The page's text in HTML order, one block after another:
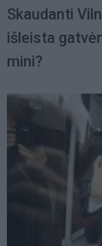
Skaudanti
išleista
mini?